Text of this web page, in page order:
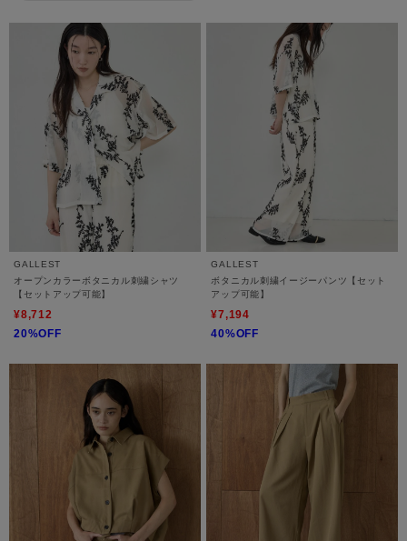
GALLEST
オープンカラーボタニカル刺繍シャツ
【セットアップ可能】
¥8,712
20%OFF
GALLEST
ボタニカル刺繍イージーパンツ【セット
アップ可能】
¥7,194
40%OFF